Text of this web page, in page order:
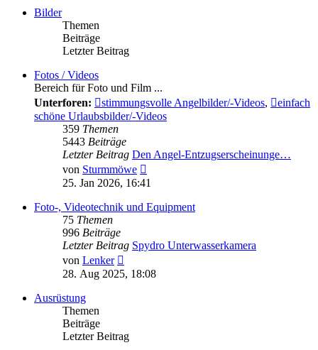
Bilder
Themen
Beiträge
Letzter Beitrag
Fotos / Videos
Bereich für Foto und Film ...
Unterforen:
stimmungsvolle Angelbilder/-Videos,
einfach
schöne Urlaubsbilder/-Videos
359 Themen
5443 Beiträge
Letzter Beitrag Den Angel-Entzugserscheinunge…
von Sturmmöwe
Beitrag
25. Jan 2026, 16:41
Foto-, Videotechnik und Equipment
75 Themen
996 Beiträge
Letzter Beitrag Spydro Unterwasserkamera
von Lenker
Beitrag
28. Aug 2025, 18:08
Ausrüstung
Themen
Beiträge
Letzter Beitrag